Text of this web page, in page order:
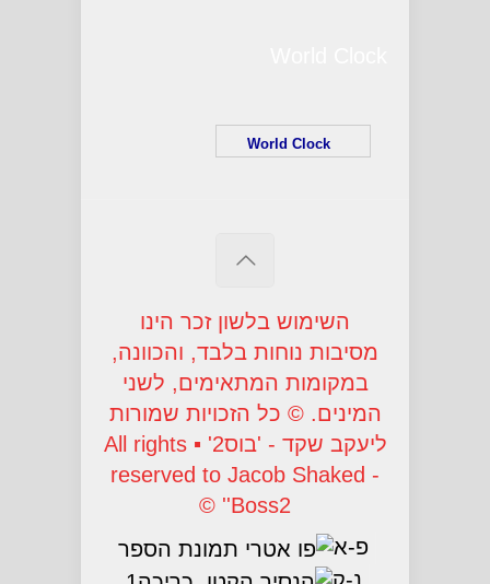
השימוש בלשון זכר הינו
מסיבות נוחות בלבד, והכוונה,
במקומות המתאימים, לשני
המינים. © כל הזכויות שמורות
ליעקב שקד - 'בוס2' ▪ All rights
reserved to Jacob Shaked -
'Boss2' ©
פ-א